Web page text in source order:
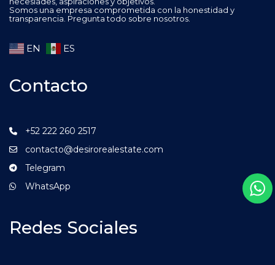
Somos una empresa comprometida con la honestidad y
transparencia. Pregunta todo sobre nosotros.
EN ES
Contacto
+52 222 260 2517
contacto@desirorealestate.com
Telegram
WhatsApp
Redes Sociales